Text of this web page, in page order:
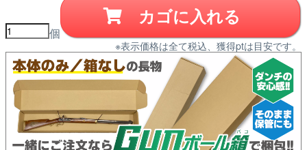
個
カゴに入れる
※表示価格は全て税込、獲得ptは目安です。